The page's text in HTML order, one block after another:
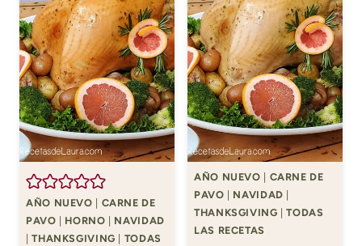
AÑO NUEVO
CARNE DE
PAVO
HORNO
NAVIDAD
|THANKSGIVING
TODAS
AÑO NUEVO
CARNE DE
PAVO
NAVIDAD
THANKSGIVING |TODAS
LAS RECETAS